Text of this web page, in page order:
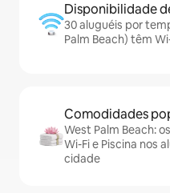
Disponibilidade
30 aluguéis por
Palm Beach) têm
Comodidades
West Palm Beach:
Wi-Fi e Piscina nos
cidade